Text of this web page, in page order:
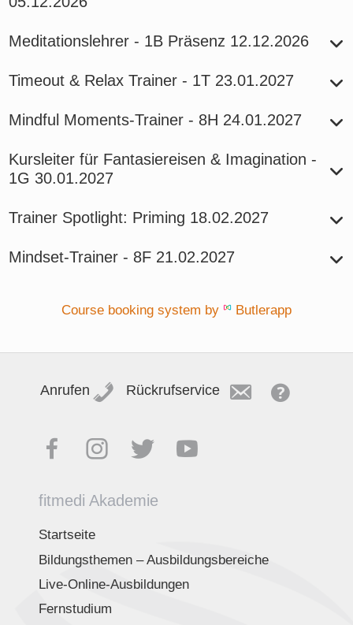
Meditationslehrer - 1B Präsenz 12.12.2026
Timeout & Relax Trainer - 1T 23.01.2027
Mindful Moments-Trainer - 8H 24.01.2027
Kursleiter für Fantasiereisen & Imagination -
1G 30.01.2027
Trainer Spotlight: Priming 18.02.2027
Mindset-Trainer - 8F 21.02.2027
Course booking system by Butlerapp
Anrufen Rückrufservice
fitmedi Akademie
Startseite
Bildungsthemen – Ausbildungsbereiche
Live-Online-Ausbildungen
Fernstudium